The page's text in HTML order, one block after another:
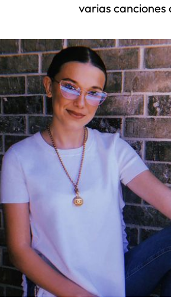
varias canciones